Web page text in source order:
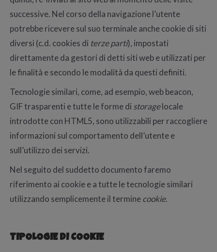
successive. Nel corso della navigazione l’utente
potrebbe ricevere sul suo terminale anche cookie di siti
diversi (c.d. cookies di terze parti), impostati
direttamente da gestori di detti siti web e utilizzati per
le finalità e secondo le modalità da questi definiti.
Tecnologie similari, come, ad esempio, web beacon,
GIF trasparenti e tutte le forme di storagelocale
introdotte con HTML5, sono utilizzabili per raccogliere
informazioni sul comportamento dell’utente e
sull’utilizzo dei servizi.
Nel seguito del suddetto documento faremo
riferimento ai cookie e a tutte le tecnologie similari
utilizzando semplicemente il terminecookie.
TIPOLOGIE DI COOKIE